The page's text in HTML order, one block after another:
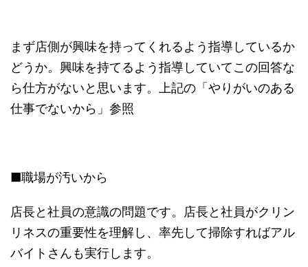
まず店側が興味を持ってくれるよう指導しているか
どうか。興味を持てるよう指導していてこの回答な
ら仕方がないと思います。上記の「やりがいのある
仕事でないから」参照
■職場が汚いから
店長と社員の意識の問題です。店長と社員がクリン
リネスの重要性を理解し、率先して掃除すればアル
バイトさんも実行します。